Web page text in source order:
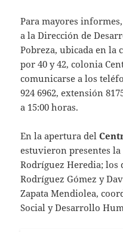
Para mayores
a la Dirección de
Pobreza, ubicada en la
por 40 y 42, colonia
comunicarse a los
924 6962, extensión
a 15:00 horas.
En la apertura del
estuvieron presentes
Rodríguez Heredia; los
Rodríguez Gómez y
Zapata Mendiolea,
Social y Desarrollo